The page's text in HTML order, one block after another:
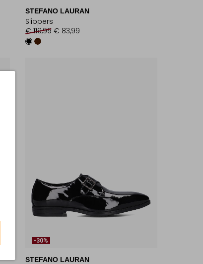
STEFANO LAURAN
Slippers
€ 119,99 € 83,99
-30%
STEFANO LAURAN